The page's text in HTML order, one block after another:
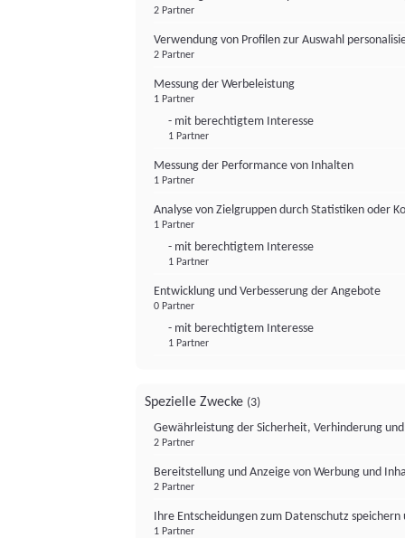
2 Partner
Verwendung von Profilen zur Auswahl
2 Partner
Messung der Werbeleistung
1 Partner
- mit berechtigtem Interesse
1 Partner
Messung der Performance von Inhalten
1 Partner
Analyse von Zielgruppen durch Statistiken oder
1 Partner
- mit berechtigtem Interesse
1 Partner
Entwicklung und Verbesserung der Angebote
0 Partner
- mit berechtigtem Interesse
1 Partner
Spezielle Zwecke (3)
Gewährleistung der Sicherheit, Verhinderung
2 Partner
Bereitstellung und Anzeige von Werbung und
2 Partner
Ihre Entscheidungen zum Datenschutz
1 Partner